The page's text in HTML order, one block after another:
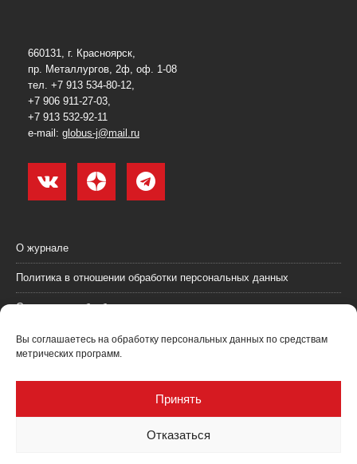
Вы соглашаетесь на обработку персональных данных по средствам
метрических программ.
Принять
Отказаться
660131, г. Красноярск,
пр. Металлургов, 2ф, оф. 1-08
тел. +7 913 534-80-12,
+7 906 911-27-03,
+7 913 532-92-11
e-mail: globus-j@mail.ru
О журнале
Политика в отношении обработки персональных данных
Согласие на обработку персональных данных
Пользовательское соглашение (оферта)